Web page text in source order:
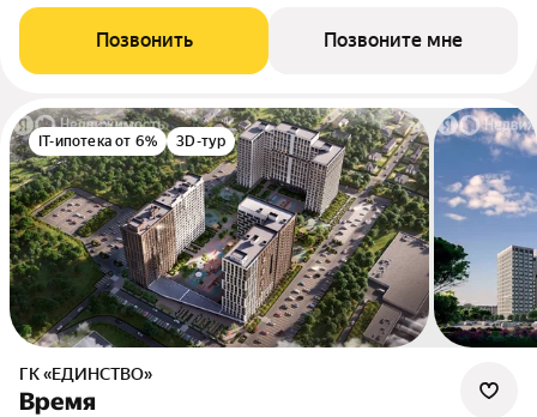
Позвонить Позвоните мне
IT-ипотека от 6% 3D-тур
ГК «ЕДИНСТВО»
Время